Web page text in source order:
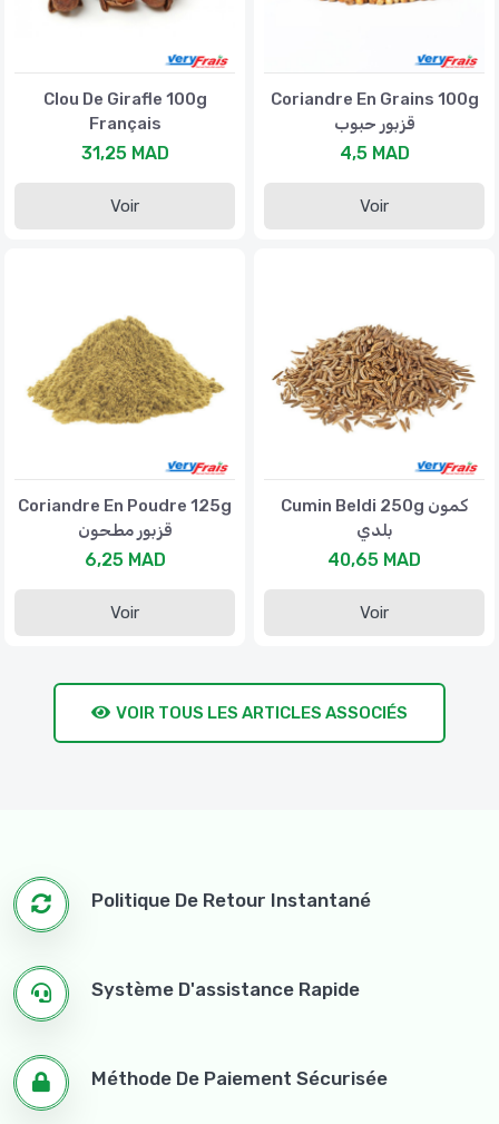
Clou De Girafle 100g
Français
31,25 MAD
Voir
Coriandre En Grains 100g
قزبور حبوب
4,5 MAD
Voir
Coriandre En Poudre 125g
قزبور مطحون
6,25 MAD
Voir
Cumin Beldi 250g كمون
بلدي
40,65 MAD
Voir
VOIR TOUS LES ARTICLES ASSOCIÉS
Politique De Retour Instantané
Système D'assistance Rapide
Méthode De Paiement Sécurisée